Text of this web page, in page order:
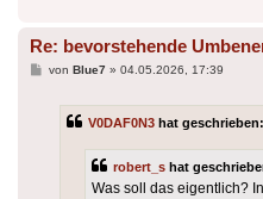
Re: bevorstehende
Beitrag
von Blue7» 04.05.2026, 17:39
V0DAF0N3 hat geschrieben:
robert_s hat
Was soll das eigentlich?